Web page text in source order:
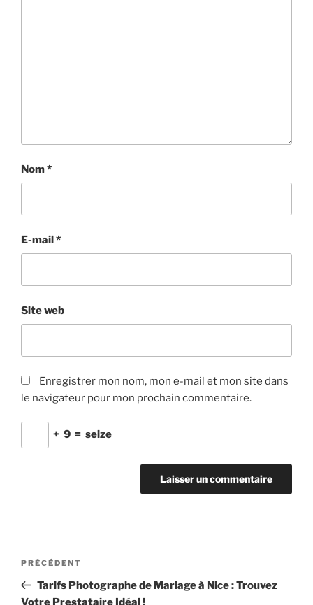
Nom*
E-mail*
Site web
Enregistrer mon nom, mon e-mail et mon site dans
le navigateur pour mon prochain commentaire.
+ 9 = seize
Navigation
l’article
Article
précédent
PRÉCÉDENT
Tarifs Photographe de Mariage à Nice : Trouvez
Votre Prestataire Idéal !